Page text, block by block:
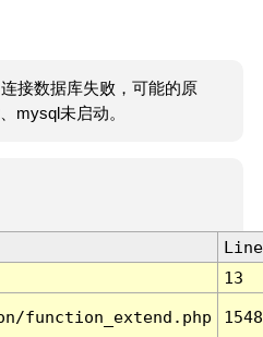
接数据库失败，可能的原
mysql未启动。
Line
13
function_extend.php 1548